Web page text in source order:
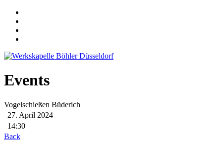
Events
Vogelschießen Büderich
27. April 2024
14:30
Back